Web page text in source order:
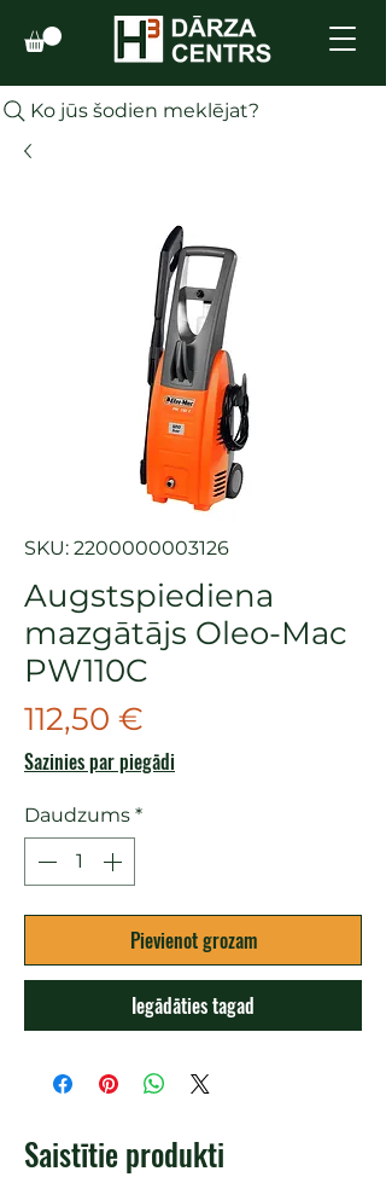
Ko jūs šodien meklējat?
SKU: 2200000003126
Augstspiediena
mazgātājs Oleo-Mac
PW110C
112,50 €
Sazinies par piegādi
Daudzums *
Pievienot grozam
Iegādāties tagad
Saistītie produkti